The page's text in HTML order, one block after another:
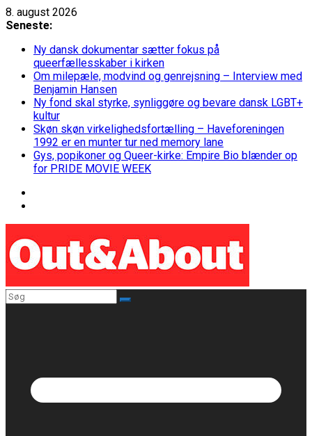
Skip
to
8. august 2026
Seneste:
Ny dansk dokumentar sætter fokus på
queerfællesskaber i kirken
Om milepæle, modvind og genrejsning – Interview med
Benjamin Hansen
Ny fond skal styrke, synliggøre og bevare dansk LGBT+
kultur
Skøn skøn virkelighedsfortælling – Haveforeningen
1992 er en munter tur ned memory lane
Gys, popikoner og Queer-kirke: Empire Bio blænder op
for PRIDE MOVIE WEEK